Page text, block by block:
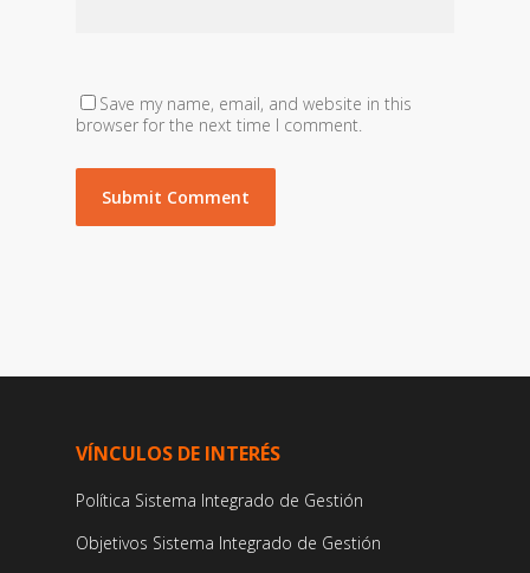
Save my name, email, and website in this
browser for the next time I comment.
VÍNCULOS DE INTERÉS
Política Sistema Integrado de Gestión
Objetivos Sistema Integrado de Gestión